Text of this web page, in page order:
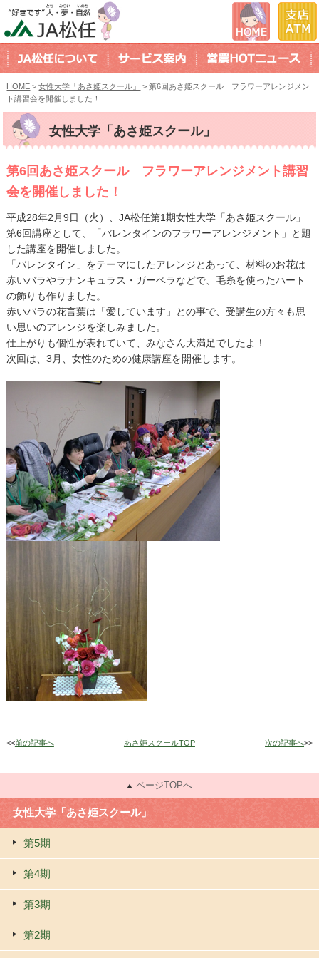
HOME >女性大学「あさ姫スクール」
> 第6回あさ姫スクール フラワーアレンジメン
ト講習会を開催しました！
女性大学「あさ姫スクール」
第6回あさ姫スクール フラワーアレンジメント講習
会を開催しました！
平成28年2月9日（火）、JA松任第1期女性大学「あさ姫スクール」
第6回講座として、「バレンタインのフラワーアレンジメント」と題
した講座を開催しました。
「バレンタイン」をテーマにしたアレンジとあって、材料のお花は
赤いバラやラナンキュラス・ガーベラなどで、毛糸を使ったハート
の飾りも作りました。
赤いバラの花言葉は「愛しています」との事で、受講生の方々も思
い思いのアレンジを楽しみました。
仕上がりも個性が表れていて、みなさん大満足でしたよ！
次回は、3月、女性のための健康講座を開催します。
<<前の記事へ あさ姫スクールTOP 次の記事へ>>
ページTOPへ
女性大学「あさ姫スクール」
第5期
第4期
第3期
第2期